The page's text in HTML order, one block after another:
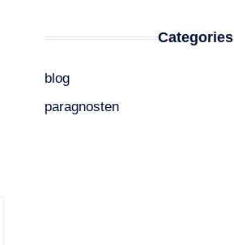
Categories
blog
paragnosten